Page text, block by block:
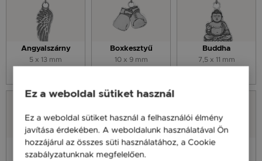
Angyalszárny
5 x 13 mm
Boxkesztyű
10 x 9 mm
Buddha
7,5 x 11 mm
Elefánt
9 x 10,3 mm
Életfa
8 x 9,7 mm
Focilabda
Ez a weboldal sütiket használ
Ez a weboldal sütiket használ a felhasználói élmény
javítása érdekében. A weboldalunk használatával Ön
hozzájárul az összes süti használatához, a Cookie
szabályzatunknak megfelelően.